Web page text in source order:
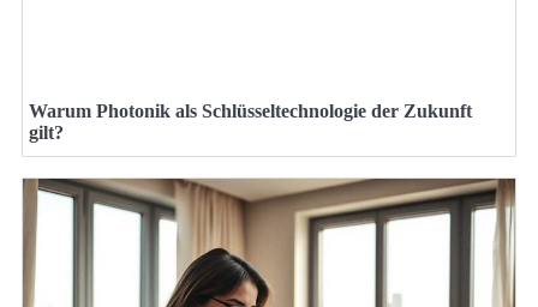
Warum Photonik als Schlüsseltechnologie der Zukunft
gilt?